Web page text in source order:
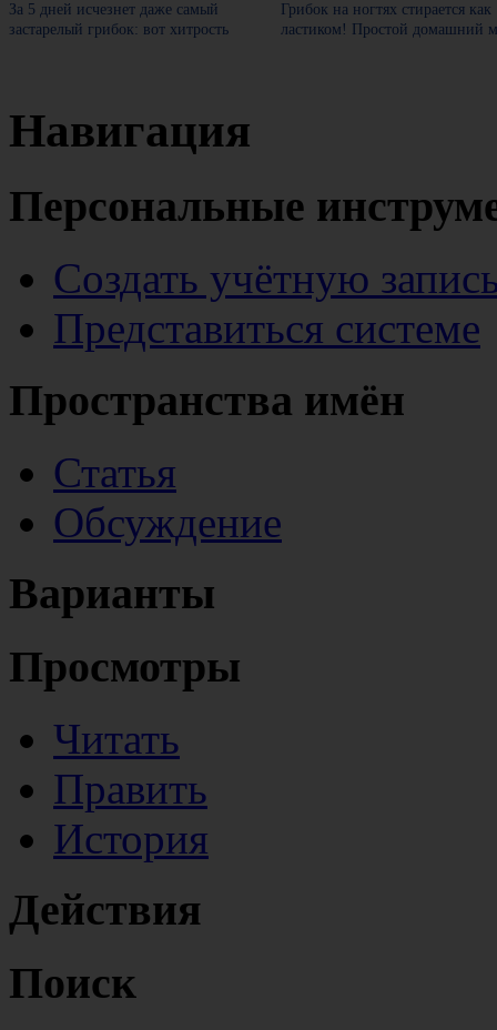
За 5 дней исчезнет даже самый
застарелый грибок: вот хитрость
Грибок на ногтях стирается как
ластиком! Простой домашний
Навигация
Персональные
Создать учётную
Представиться системе
Пространства имён
Статья
Обсуждение
Варианты
Просмотры
Читать
Править
История
Действия
Поиск